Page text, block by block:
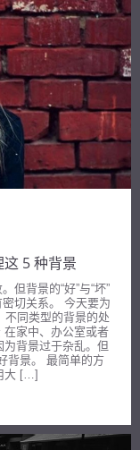
5 种背景
但背景的“好”与“坏”
切关系。 今天要为
不同类型的背景的处
在家中、办公室或者
背景过于杂乱。但
背景。 最简单的方
大 […]